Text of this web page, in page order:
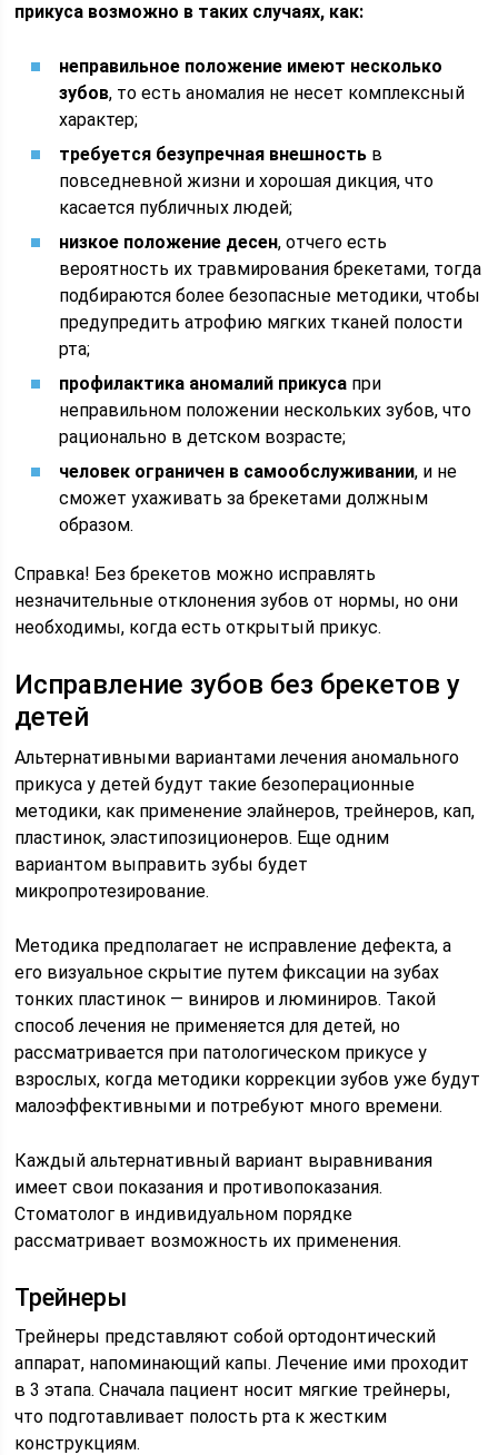
прикуса возможно в таких случаях, как:
неправильное положение имеют несколько
зубов, то есть аномалия не несет комплексный
характер;
требуется безупречная внешность в
повседневной жизни и хорошая дикция, что
касается публичных людей;
низкое положение десен, отчего есть
вероятность их травмирования брекетами, тогда
подбираются более безопасные методики, чтобы
предупредить атрофию мягких тканей полости
рта;
профилактика аномалий прикуса при
неправильном положении нескольких зубов, что
рационально в детском возрасте;
человек ограничен в самообслуживании, и не
сможет ухаживать за брекетами должным
образом.
Справка! Без брекетов можно исправлять
незначительные отклонения зубов от нормы, но они
необходимы, когда есть открытый прикус.
Исправление зубов без брекетов у
детей
Альтернативными вариантами лечения аномального
прикуса у детей будут такие безоперационные
методики, как применение элайнеров, трейнеров, кап,
пластинок, эластипозиционеров. Еще одним
вариантом выправить зубы будет
микропротезирование.
Методика предполагает не исправление дефекта, а
его визуальное скрытие путем фиксации на зубах
тонких пластинок — виниров и люминиров. Такой
способ лечения не применяется для детей, но
рассматривается при патологическом прикусе у
взрослых, когда методики коррекции зубов уже будут
малоэффективными и потребуют много времени.
Каждый альтернативный вариант выравнивания
имеет свои показания и противопоказания.
Стоматолог в индивидуальном порядке
рассматривает возможность их применения.
Трейнеры
Трейнеры представляют собой ортодонтический
аппарат, напоминающий капы. Лечение ими проходит
в 3 этапа. Сначала пациент носит мягкие трейнеры,
что подготавливает полость рта к жестким
конструкциям.